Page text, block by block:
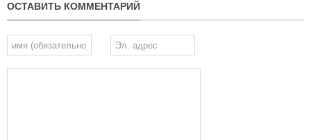
ОСТАВИТЬ КОММЕНТАРИЙ